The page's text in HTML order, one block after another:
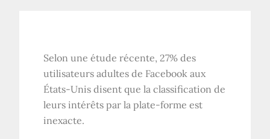
Selon une étude récente, 27% des
utilisateurs adultes de Facebook aux
États-Unis disent que la classification de
leurs intérêts par la plate-forme est
inexacte.